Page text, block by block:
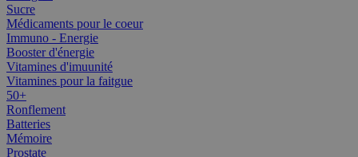
Sucre
Médicaments pour le coeur
Immuno - Energie
Booster d'énergie
Vitamines d'imuunité
Vitamines pour la faitgue
50+
Ronflement
Batteries
Mémoire
Prostate